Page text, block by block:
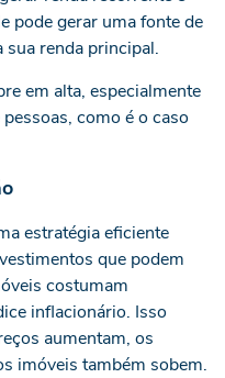
pode gerar uma fonte de
sua renda principal.
em alta, especialmente
como é o caso
estratégia eficiente
que podem
costumam
inflacionário. Isso
aumentam, os
imóveis também sobem.